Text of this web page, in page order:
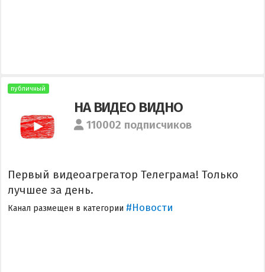
публичный
НА ВИДЕО ВИДНО
110002 подписчиков
Первый видеоагрегатор Телеграма! Только
лучшее за день.
Канал размещен в категории #Новости